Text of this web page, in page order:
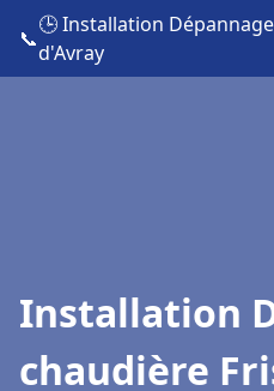
📞
🕒 Installation
d'Avray
Installation
chaudière